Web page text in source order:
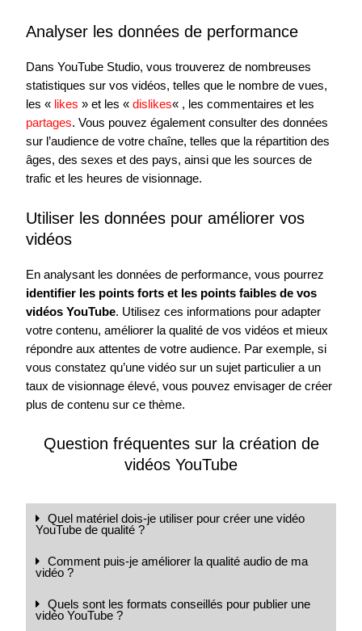
Analyser les données de performance
Dans YouTube Studio, vous trouverez de nombreuses
statistiques sur vos vidéos, telles que le nombre de vues,
les « likes » et les «dislikes« , les commentaires et les
partages. Vous pouvez également consulter des données
sur l’audience de votre chaîne, telles que la répartition des
âges, des sexes et des pays, ainsi que les sources de
trafic et les heures de visionnage.
Utiliser les données pour améliorer vos
vidéos
En analysant les données de performance, vous pourrez
identifier les points forts et les points faibles de vos
vidéos YouTube. Utilisez ces informations pour adapter
votre contenu, améliorer la qualité de vos vidéos et mieux
répondre aux attentes de votre audience. Par exemple, si
vous constatez qu’une vidéo sur un sujet particulier a un
taux de visionnage élevé, vous pouvez envisager de créer
plus de contenu sur ce thème.
Question fréquentes sur la création de
vidéos YouTube
Quel matériel dois-je utiliser pour créer une vidéo
YouTube de qualité ?
Comment puis-je améliorer la qualité audio de ma
vidéo ?
Quels sont les formats conseillés pour publier une
vidéo YouTube ?